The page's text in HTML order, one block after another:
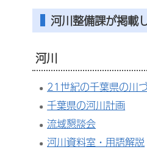
河川整備課が掲載
河川
21世紀の千葉県の川
千葉県の河川計画
流域懇談会
河川資料室・用語解説